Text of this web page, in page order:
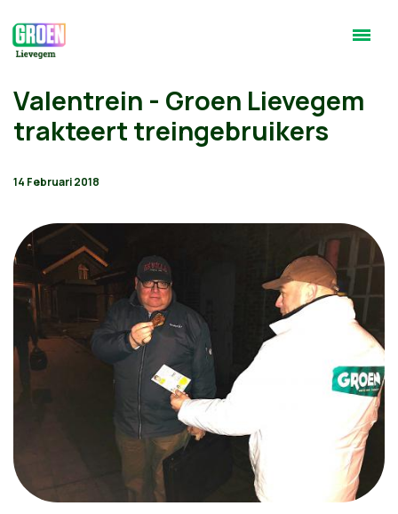
Valentrein - Groen Lievegem
trakteert treingebruikers
14 Februari 2018